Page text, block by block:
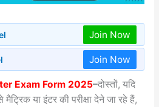
Join Now
Join Now
Exam Form 2025–दोस्तों, यदि
या इंटर की परीक्षा देने जा रहे हैं,